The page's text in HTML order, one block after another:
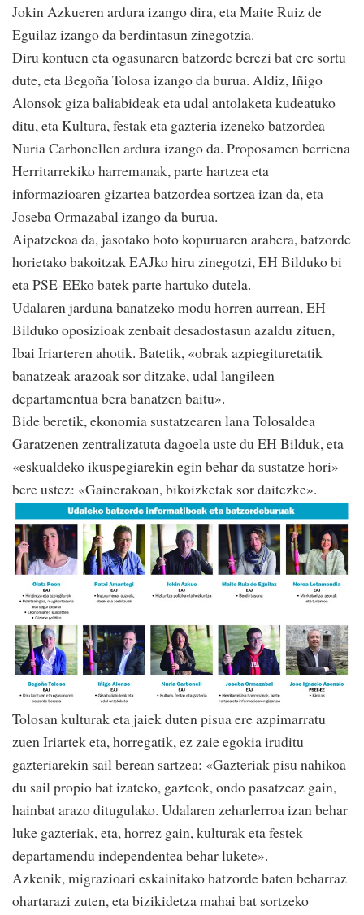
Jokin Azkueren ardura izango dira, eta Maite Ruiz de
Eguilaz izango da berdintasun zinegotzia.
Diru kontuen eta ogasunaren batzorde berezi bat ere sortu
dute, eta Begoña Tolosa izango da burua. Aldiz, Iñigo
Alonsok giza baliabideak eta udal antolaketa kudeatuko
ditu, eta Kultura, festak eta gazteria izeneko batzordea
Nuria Carbonellen ardura izango da. Proposamen berriena
Herritarrekiko harremanak, parte hartzea eta
informazioaren gizartea batzordea sortzea izan da, eta
Joseba Ormazabal izango da burua.
Aipatzekoa da, jasotako boto kopuruaren arabera, batzorde
horietako bakoitzak EAJko hiru zinegotzi, EH Bilduko bi
eta PSE-EEko batek parte hartuko dutela.
Udalaren jarduna banatzeko modu horren aurrean, EH
Bilduko oposizioak zenbait desadostasun azaldu zituen,
Ibai Iriarteren ahotik. Batetik, «obrak azpiegituretatik
banatzeak arazoak sor ditzake, udal langileen
departamentua bera banatzen baitu».
Bide beretik, ekonomia sustatzearen lana Tolosaldea
Garatzenen zentralizatuta dagoela uste du EH Bilduk, eta
«eskualdeko ikuspegiarekin egin behar da sustatze hori»
bere ustez: «Gainerakoan, bikoizketak sor daitezke».
Tolosan kulturak eta jaiek duten pisua ere azpimarratu
zuen Iriartek eta, horregatik, ez zaie egokia iruditu
gazteriarekin sail berean sartzea: «Gazteriak pisu nahikoa
du sail propio bat izateko, gazteok, ondo pasatzeaz gain,
hainbat arazo ditugulako. Udalaren zeharlerroa izan behar
luke gazteriak, eta, horrez gain, kulturak eta festek
departamendu independentea behar lukete».
Azkenik, migrazioari eskainitako batzorde baten beharraz
ohartarazi zuten, eta bizikidetza mahai bat sortzeko